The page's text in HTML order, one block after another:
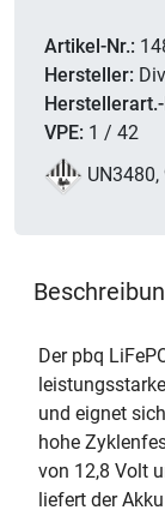
Artikel-Nr.:
Hersteller:
Herstellerart.-
VPE: 1 / 42
UN3480,
Der pbq
und eignet
hohe
von 12,8 Volt
liefert der